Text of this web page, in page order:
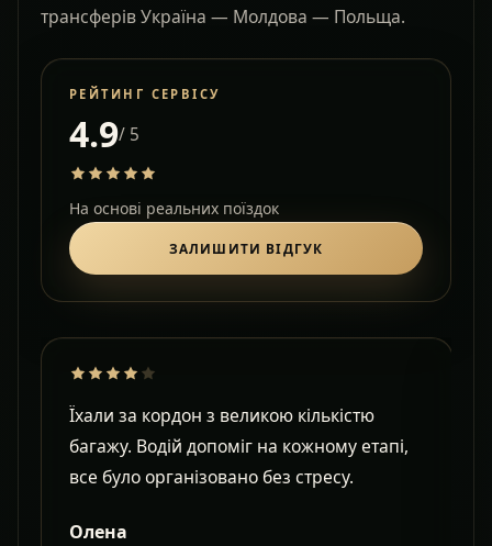
трансферів Україна — Молдова — Польща.
РЕЙТИНГ СЕРВІСУ
4.9/ 5
На основі реальних поїздок
ЗАЛИШИТИ ВІДГУК
Їхали за кордон з великою кількістю
багажу. Водій допоміг на кожному етапі,
все було організовано без стресу.
Олена